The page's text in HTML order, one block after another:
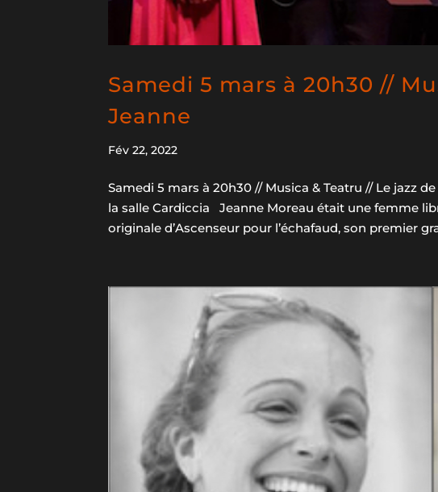
Samedi 5 mars à 20h30 //
Jeanne
Fév 22, 2022
Samedi 5 mars à 20h30 // Musica & Teatru // Le jazz
la salle Cardiccia Jeanne Moreau était une femme
originale d’Ascenseur pour l’échafaud, son premier